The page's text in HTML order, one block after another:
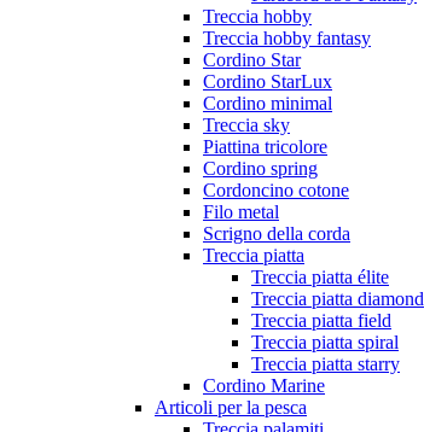
Treccia hobby
Treccia hobby fantasy
Cordino Star
Cordino StarLux
Cordino minimal
Treccia sky
Piattina tricolore
Cordino spring
Cordoncino cotone
Filo metal
Scrigno della corda
Treccia piatta
Treccia piatta élite
Treccia piatta diamond
Treccia piatta field
Treccia piatta spiral
Treccia piatta starry
Cordino Marine
Articoli per la pesca